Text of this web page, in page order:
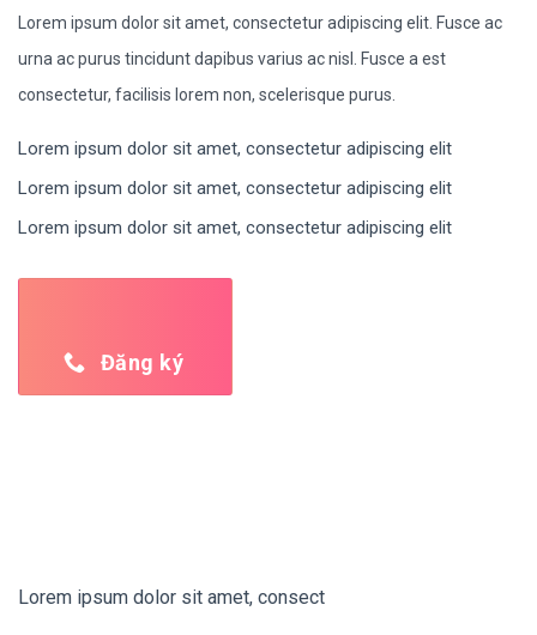
Lorem ipsum dolor sit amet, consectetur adipiscing elit. Fusce ac
urna ac purus tincidunt dapibus varius ac nisl. Fusce a est
consectetur, facilisis lorem non, scelerisque purus.
Lorem ipsum dolor sit amet, consectetur adipiscing elit
Lorem ipsum dolor sit amet, consectetur adipiscing elit
Lorem ipsum dolor sit amet, consectetur adipiscing elit
Đăng ký
Lorem ipsum dolor sit amet, consect